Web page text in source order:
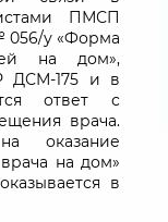
ПМСП
056/у «Форма
на дом»,
ДСМ-175 и в
ответ с
врача.
оказание
на дом»
в